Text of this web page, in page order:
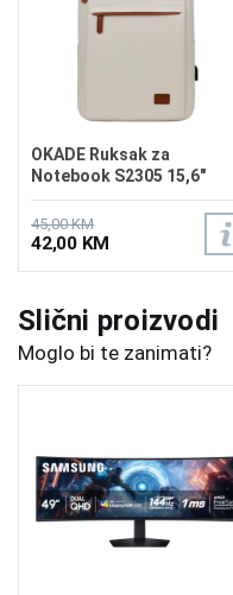
OKADE Ruksak za
Notebook S2305 15,6"
Cream
45,00 KM
42,00 KM
Slični proizvodi
Moglo bi te zanimati?